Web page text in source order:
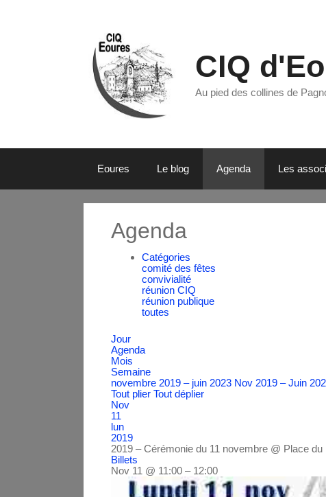
CIQ
Au pied des collines de
Eoures Le blog Agenda Les
Agenda
Catégories
comité des fêtes
convivialité
réunion CIQ
réunion publique
toutes
Jour
Agenda
Mois
Semaine
novembre 2019 – juin 2023 Nov 2019 – Juin
Tout plier Tout déplier
Nov
11
lun
2019
2019 – Cérémonie du 11 novembre @ Place du
Billets
Nov 11 @ 11:00 – 12:00